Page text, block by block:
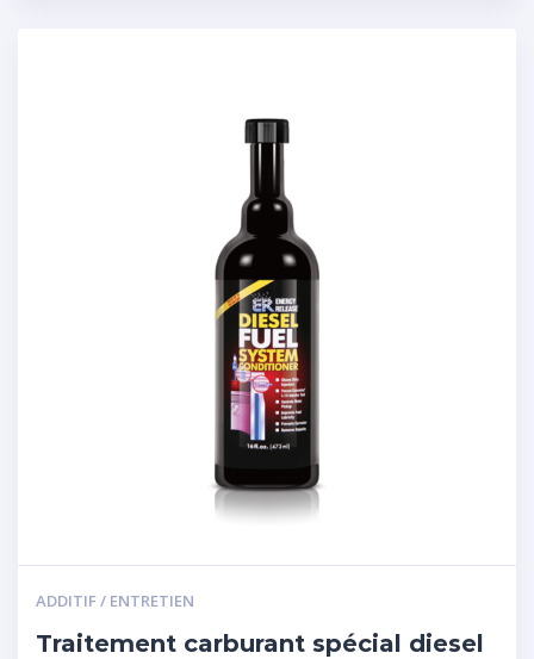
ADDITIF / ENTRETIEN
Traitement carburant spécial diesel